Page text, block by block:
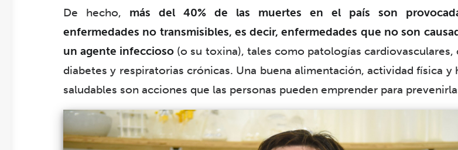
De hecho, más del 40% de las muertes en el país son
enfermedades no transmisibles, es decir, enfermedades que no son
un agente infeccioso (o su toxina), tales como patologías cardiovasculares,
diabetes y respiratorias crónicas. Una buena alimentación, actividad física y
saludables son acciones que las personas pueden emprender para